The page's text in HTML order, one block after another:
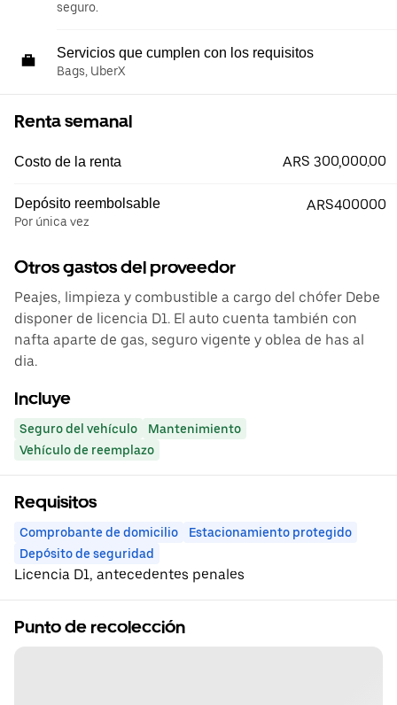
seguro.
Servicios que cumplen con los requisitos
Bags, UberX
Renta semanal
Costo de la renta ARS 300,000.00
Depósito reembolsable
Por única vez
ARS400000
Otros gastos del proveedor
Peajes, limpieza y combustible a cargo del chófer Debe
disponer de licencia D1. El auto cuenta también con
nafta aparte de gas, seguro vigente y oblea de has al
dia.
Incluye
Seguro del vehículo
Mantenimiento
Vehículo de reemplazo
Requisitos
Comprobante de domicilio
Estacionamiento protegido
Depósito de seguridad
Licencia D1, antecedentes penales
Punto de recolección